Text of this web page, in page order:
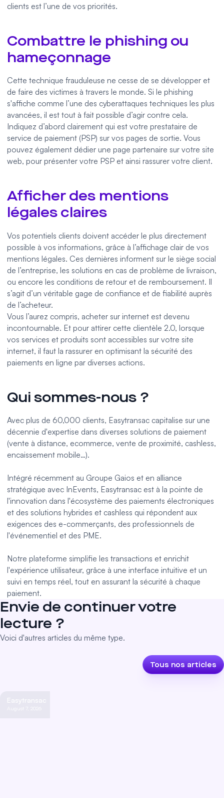
clients est l’une de vos priorités.
Combattre le phishing ou
hameçonnage
Cette technique frauduleuse ne cesse de se développer et
de faire des victimes à travers le monde. Si le phishing
s'affiche comme l’une des cyberattaques techniques les plus
avancées, il est tout à fait possible d’agir contre cela.
Indiquez d’abord clairement qui est votre prestataire de
service de paiement (PSP) sur vos pages de sortie. Vous
pouvez également dédier une page partenaire sur votre site
web, pour présenter votre PSP et ainsi rassurer votre client.
Afficher des mentions
légales claires
Vos potentiels clients doivent accéder le plus directement
possible à vos informations, grâce à l’affichage clair de vos
mentions légales. Ces dernières informent sur le siège social
de l’entreprise, les solutions en cas de problème de livraison,
ou encore les conditions de retour et de remboursement. Il
s’agit d’un véritable gage de confiance et de fiabilité auprès
de l’acheteur.
Vous l’aurez compris, acheter sur internet est devenu
incontournable. Et pour attirer cette clientèle 2.0, lorsque
vos services et produits sont accessibles sur votre site
internet, il faut la rassurer en optimisant la sécurité des
paiements en ligne par diverses actions.
Qui sommes-nous ?
Avec plus de 60,000 clients, Easytransac capitalise sur une
décennie d'expertise dans diverses solutions de paiement
(vente à distance, ecommerce, vente de proximité, cashless,
encaissement mobile…).
Intégré récemment au Groupe Gaios et en alliance
stratégique avec InEvents, Easytransac est à la pointe de
l'innovation dans l'écosystème des paiements électroniques
et des solutions hybrides et cashless qui répondent aux
exigences des e-commerçants, des professionnels de
l'événementiel et des PME.
Notre plateforme simplifie les transactions et enrichit
l'expérience utilisateur, grâce à une interface intuitive et un
suivi en temps réel, tout en assurant la sécurité à chaque
paiement.
Envie de continuer votre
lecture ?
Voici d'autres articles du même type.
Tous nos articles
Easytransac
August 7, 2026